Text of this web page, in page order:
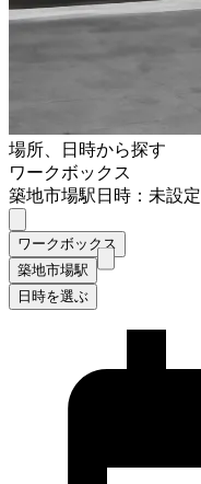
場所、日時から探す
ワークボックス
築地市場駅日時：未設定
ワークボックス
築地市場駅
日時を選ぶ